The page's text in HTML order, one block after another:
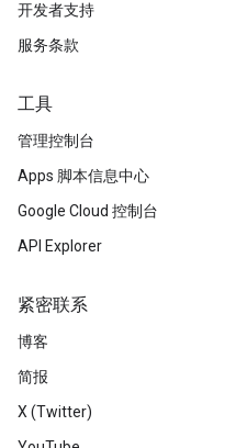
开发者支持
服务条款
工具
管理控制台
Apps 脚本信息中心
Google Cloud 控制台
API Explorer
紧密联系
博客
简报
X (Twitter)